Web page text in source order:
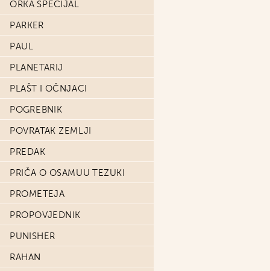
ORKA SPECIJAL
PARKER
PAUL
PLANETARIJ
PLAŠT I OČNJACI
POGREBNIK
POVRATAK ZEMLJI
PREDAK
PRIČA O OSAMUU TEZUKI
PROMETEJA
PROPOVJEDNIK
PUNISHER
RAHAN